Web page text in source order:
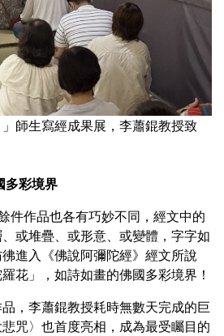
」師生寫經成果展，李蕭錕教授致
多彩境界
件作品也各有巧妙不同，經文中的
或堆疊、或形意、或變體，字字如
進入《佛說阿彌陀經》經文所說
花」，如詩如畫的佛國多彩境界！
，李蕭錕教授耗時無數天完成的巨
咒〉也首度亮相，成為最受矚目的